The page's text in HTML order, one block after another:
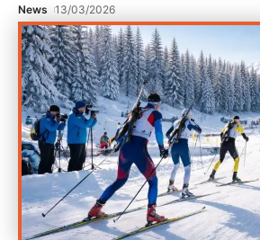
News 13/03/2026